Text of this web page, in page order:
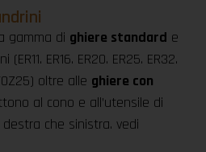
gamma di ghiere standard e
(ER11. ER16. ER20. ER25. ER32.
oltre alle ghiere con
al cono e all’utensile di
che sinistra. vedi